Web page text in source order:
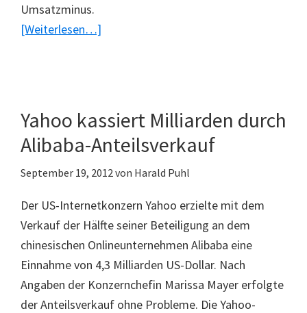
Umsatzminus.
[Weiterlesen…]
Yahoo kassiert Milliarden durch
Alibaba-Anteilsverkauf
September 19, 2012von Harald Puhl
Der US-Internetkonzern Yahoo erzielte mit dem
Verkauf der Hälfte seiner Beteiligung an dem
chinesischen Onlineunternehmen Alibaba eine
Einnahme von 4,3 Milliarden US-Dollar. Nach
Angaben der Konzernchefin Marissa Mayer erfolgte
der Anteilsverkauf ohne Probleme. Die Yahoo-